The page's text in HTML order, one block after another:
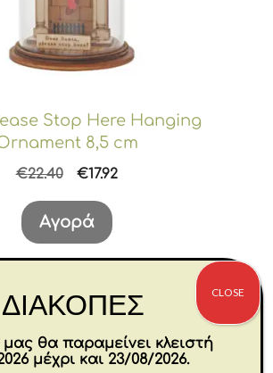
Stop Here Hanging
8,5 cm
€22.40
Original
was:
€22.40.
€17.92Η
€17.92.
Αγορά
ΔΙΑΚΟΠΕΣ
θα παραμείνει κλειστή
μέχρι και 23/08/2026.
CLOSE